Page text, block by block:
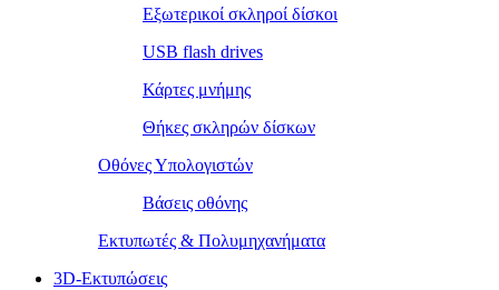
Εξωτερικοί σκληροί δίσκοι
USB flash drives
Κάρτες μνήμης
Θήκες σκληρών δίσκων
Οθόνες Υπολογιστών
Βάσεις οθόνης
Εκτυπωτές & Πολυμηχανήματα
3D-Εκτυπώσεις